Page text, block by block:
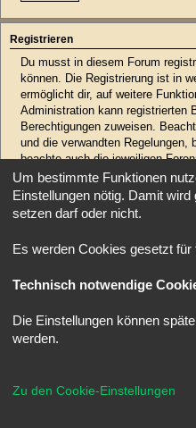
Registrieren
Du musst in diesem Forum
können. Die Registrierung ist in
ermöglicht dir, auf weitere
Administration kann registrierten
Berechtigungen zuweisen.
und die verwandten
beachte auch die jeweiligen
bewegst.
Nutzungsbedingungen|
Registrieren
Startseite Foren-Übersicht
Deutsche Übersetzung durchphpBB.de
Style: X-Creamy by Joyce&LunaphpBB-
Um bestimmte Funktionen
Einstellungen nötig. Damit
setzen darf oder nicht.
Es werden Cookies gesetzt für
Technisch notwendige
Die Einstellungen können
werden.
Zu den Cookie-Einstellungen